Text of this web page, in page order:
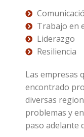
Trabajo en
Liderazgo
Resiliencia
Las empresas
encontrado
diversas
problemas y
paso adelante